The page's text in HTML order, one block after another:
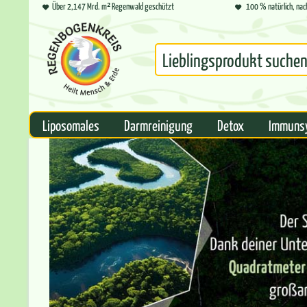
Über 2,147 Mrd. m² Regenwald geschützt 100 % natürlich,
Liposomales Darmreinigung Detox